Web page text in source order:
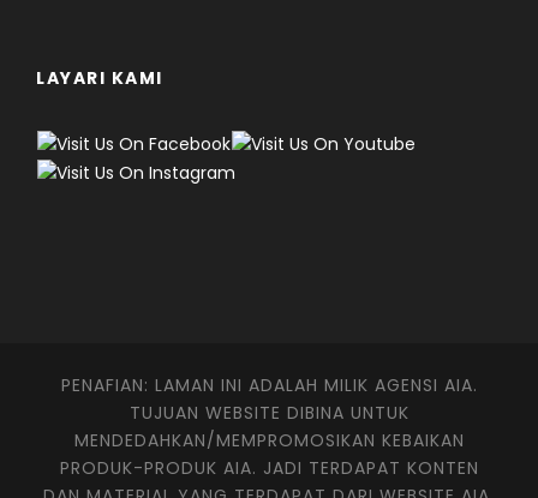
LAYARI KAMI
PENAFIAN: LAMAN INI ADALAH MILIK AGENSI AIA.
TUJUAN WEBSITE DIBINA UNTUK
MENDEDAHKAN/MEMPROMOSIKAN KEBAIKAN
PRODUK-PRODUK AIA. JADI TERDAPAT KONTEN